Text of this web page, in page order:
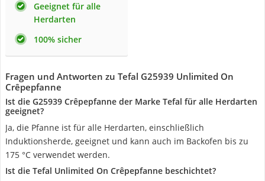
Geeignet für alle
Herdarten
100% sicher
Fragen und Antworten zu Tefal G25939 Unlimited On
Crêpepfanne
Ist die G25939 Crêpepfanne der Marke Tefal für alle Herdarten
geeignet?
Ja, die Pfanne ist für alle Herdarten, einschließlich
Induktionsherde, geeignet und kann auch im Backofen bis zu
175 °C verwendet werden.
Ist die Tefal Unlimited On Crêpepfanne beschichtet?